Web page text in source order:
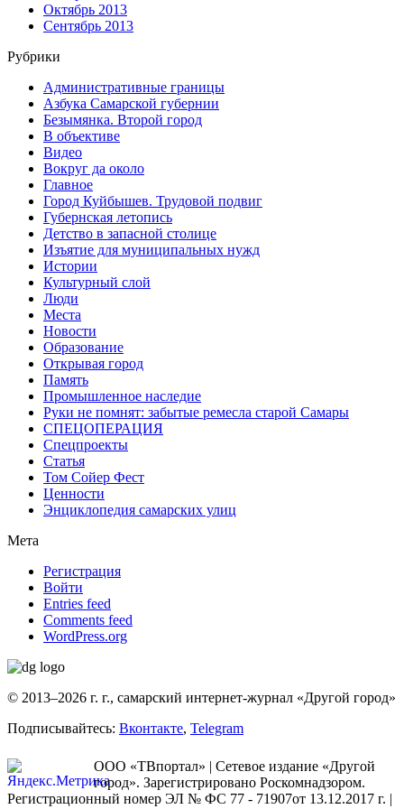
Октябрь 2013
Сентябрь 2013
Рубрики
Административные границы
Азбука Самарской губернии
Безымянка. Второй город
В объективе
Видео
Вокруг да около
Главное
Город Куйбышев. Трудовой подвиг
Губернская летопись
Детство в запасной столице
Изъятие для муниципальных нужд
Истории
Культурный слой
Люди
Места
Новости
Образование
Открывая город
Память
Промышленное наследие
Руки не помнят: забытые ремесла старой Самары
СПЕЦОПЕРАЦИЯ
Спецпроекты
Статья
Том Сойер Фест
Ценности
Энциклопедия самарских улиц
Мета
Регистрация
Войти
Entries feed
Comments feed
WordPress.org
© 2013–2026 г. г., самарский интернет-журнал «Другой город»
Подписывайтесь: Вконтакте, Telegram
ООО «ТВпортал» | Сетевое издание «Другой
город». Зарегистрировано Роскомнадзором.
Регистрационный номер ЭЛ № ФС 77 - 71907от 13.12.2017 г. |